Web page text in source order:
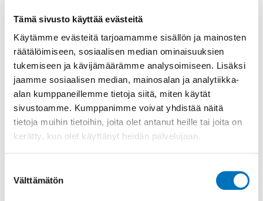
Tämä sivusto käyttää evästeitä
Käytämme evästeitä tarjoamamme sisällön ja mainosten
räätälöimiseen, sosiaalisen median ominaisuuksien
tukemiseen ja kävijämäärämme analysoimiseen. Lisäksi
jaamme sosiaalisen median, mainosalan ja analytiikka-
alan kumppaneillemme tietoja siitä, miten käytät
sivustoamme. Kumppanimme voivat yhdistää näitä
tietoja muihin tietoihin, joita olet antanut heille tai joita on
kerätty, kun olet käyttänyt heidän palvelujaan.
valinta
Välttämätön
tietoa julkisesti tuetuista henkilökuljetuksista ja
niiden asiakkaista. Asiakkaiden tietosuojan
varmistamiseksi on määriteltävä tarkkaan, mitä
tietoa käsitellään, kuka käsittelee tietoja ja miten
niitä käsitellään. Invalidiliitto näkee tietosuojan
toteutumisen kannalta perusteltuna pelkästään
yksilöivän tunnuksen, esimerkiksi asiakasnumeron
käyttämisen.
Vaikutusten arvioinnissa korostuu mahdollinen
kustannusten säästöpotentiaali. Säästötavoitteet
yhdenvertaista oikeutta itsenäiseen liikkumiseen.
Vaikutusten arvioinnissa tulisi kiinnittää huomiota